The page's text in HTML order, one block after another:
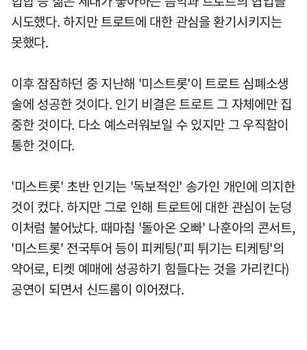
시도했다. 하지만 트로트에 대한 관심을 환기시키지는
못했다.
이후 잠잠하던 중 지난해 '미스트롯'이 트로트 심폐소생
술에 성공한 것이다. 인기 비결은 트로트 그 자체에만 집
중한 것이다. 다소 예스러워보일 수 있지만 그 우직함이
통한 것이다.
'미스트롯' 초반 인기는 '독보적인' 송가인 개인에 의지한
것이 컸다. 하지만 그로 인해 트로트에 대한 관심이 눈덩
이처럼 불어났다. 때마침 '돌아온 오빠' 나훈아의 콘서트,
'미스트롯' 전국투어 등이 피케팅('피 튀기는 티케팅'의
약어로, 티켓 예매에 성공하기 힘들다는 것을 가리킨다)
공연이 되면서 신드롬이 이어졌다.